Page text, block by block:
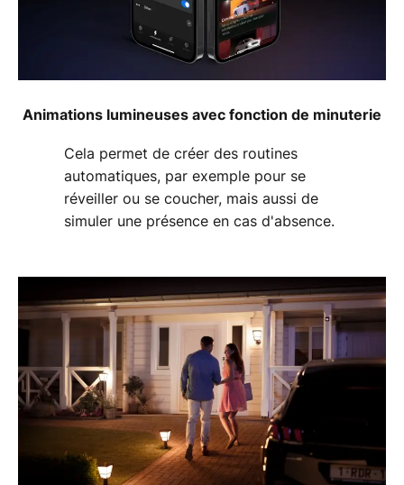
Animations lumineuses avec fonction de minuterie
Cela permet de créer des routines
automatiques, par exemple pour se
réveiller ou se coucher, mais aussi de
simuler une présence en cas d'absence.